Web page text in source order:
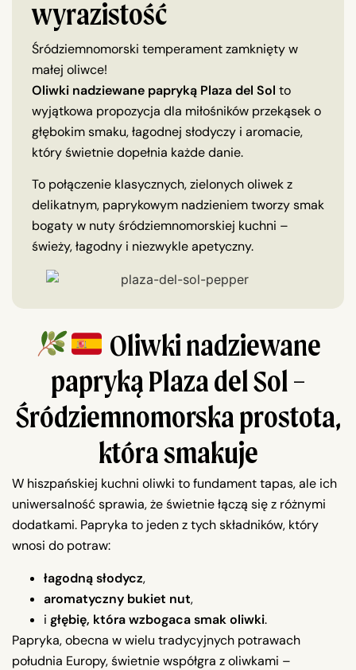
wyrazistość
Śródziemnomorski temperament zamknięty w
małej oliwce!
Oliwki nadziewane papryką Plaza del Sol to
wyjątkowa propozycja dla miłośników przekąsek o
głębokim smaku, łagodnej słodyczy i aromacie,
który świetnie dopełnia każde danie.
To połączenie klasycznych, zielonych oliwek z
delikatnym, paprykowym nadzieniem tworzy smak
bogaty w nuty śródziemnomorskiej kuchni –
świeży, łagodny i niezwykle apetyczny.
Oliwki nadziewane
papryką Plaza del Sol –
Śródziemnomorska prostota,
która smakuje
W hiszpańskiej kuchni oliwki to fundament tapas, ale ich
uniwersalność sprawia, że świetnie łączą się z różnymi
dodatkami. Papryka to jeden z tych składników, który
wnosi do potraw:
łagodną słodycz,
aromatyczny bukiet nut,
i głębię, która wzbogaca smak oliwki.
Papryka, obecna w wielu tradycyjnych potrawach
południa Europy, świetnie współgra z oliwkami –